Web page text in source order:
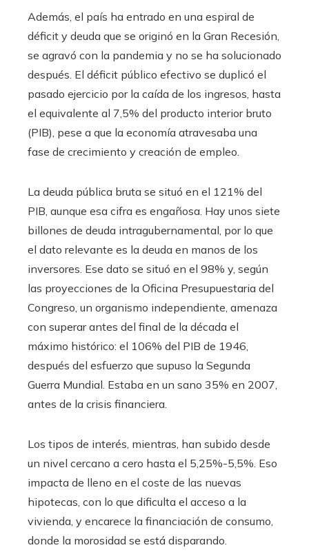
Además, el país ha entrado en una espiral de
déficit y deuda que se originó en la Gran Recesión,
se agravó con la pandemia y no se ha solucionado
después. El déficit público efectivo se duplicó el
pasado ejercicio por la caída de los ingresos, hasta
el equivalente al 7,5% del producto interior bruto
(PIB), pese a que la economía atravesaba una
fase de crecimiento y creación de empleo.
La deuda pública bruta se situó en el 121% del
PIB, aunque esa cifra es engañosa. Hay unos siete
billones de deuda intragubernamental, por lo que
el dato relevante es la deuda en manos de los
inversores. Ese dato se situó en el 98% y, según
las proyecciones de la Oficina Presupuestaria del
Congreso, un organismo independiente, amenaza
con superar antes del final de la década el
máximo histórico: el 106% del PIB de 1946,
después del esfuerzo que supuso la Segunda
Guerra Mundial. Estaba en un sano 35% en 2007,
antes de la crisis financiera.
Los tipos de interés, mientras, han subido desde
un nivel cercano a cero hasta el 5,25%-5,5%. Eso
impacta de lleno en el coste de las nuevas
hipotecas, con lo que dificulta el acceso a la
vivienda, y encarece la financiación de consumo,
donde la morosidad se está disparando.